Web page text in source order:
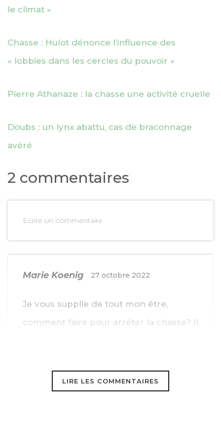
le climat »
Chasse : Hulot dénonce l’influence des
« lobbies dans les cercles du pouvoir »
Pierre Athanaze : la chasse une activité cruelle
Doubs : un lynx abattu, cas de braconnage
avéré
2 commentaires
Ecrire un commentaire
Marie Koenig 27 octobre 2022
Je vous supplie de tout mon être,
comment faire pour arrêter la chasse? Il
LIRE LES COMMENTAIRES